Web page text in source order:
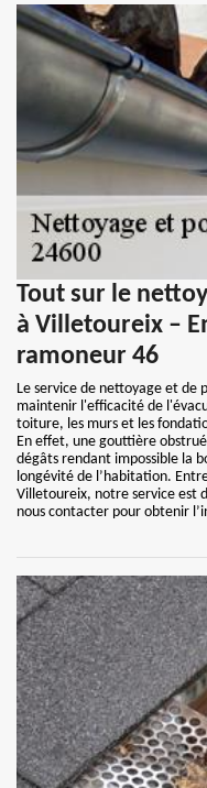
Tout sur le
à Villetoureix –
ramoneur 46
Le service de nettoyage et de
maintenir l'efficacité de
toiture, les murs et les
En effet, une gouttière
dégâts rendant impossible la
longévité de l’habitation.
Villetoureix, notre service est
nous contacter pour obtenir